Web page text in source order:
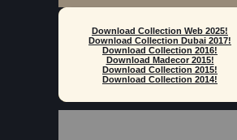
Download Collection Web 2025!
Download Collection Dubai 2017!
Download Collection 2016!
Download Madecor 2015!
Download Collection 2015!
Download Collection 2014!